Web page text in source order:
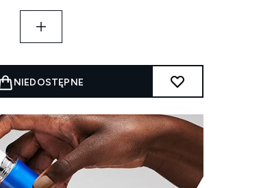
NIEDOSTĘPNE